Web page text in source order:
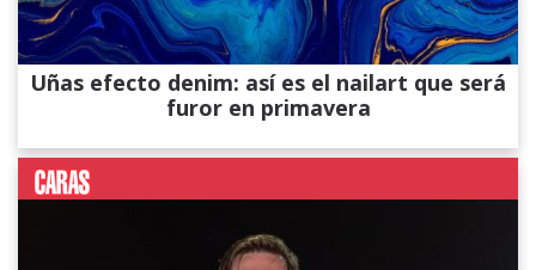
Uñas efecto denim: así es el nailart que será
furor en primavera